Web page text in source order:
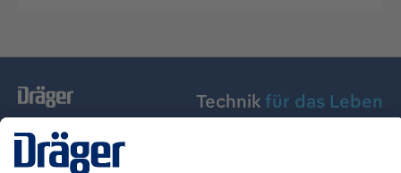
Technik für das Leben
Dräger Austria GmbH